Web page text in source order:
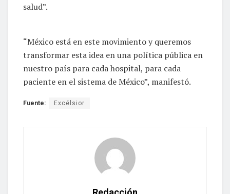
salud”.
“México está en este movimiento y queremos
transformar esta idea en una política pública en
nuestro país para cada hospital, para cada
paciente en el sistema de México”, manifestó.
Fuente: Excélsior